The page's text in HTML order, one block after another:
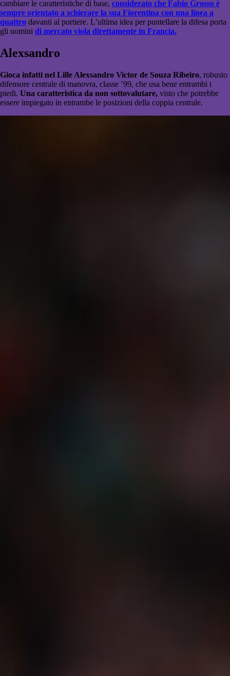
cambiare le caratteristiche di base, considerato che Fabio Grosso è
sempre orientato a schierare la sua Fiorentina con una linea a
quattro davanti al portiere. L’ultima idea per puntellare la difesa porta
gli uomini di mercato viola direttamente in Francia.
Alexsandro
Gioca infatti nel Lille Alexsandro Victor de Souza Ribeiro, robusto
difensore centrale di manovra, classe ’99, che usa bene entrambi i
piedi. Una caratteristica da non sottovalutare, visto che potrebbe
essere impiegato in entrambe le posizioni della coppia centrale.